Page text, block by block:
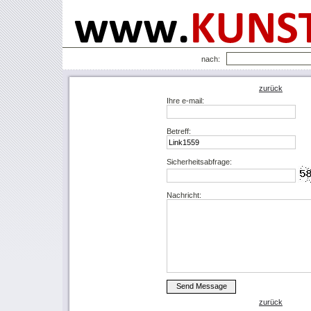
nach:
zurück
Ihre e-mail:
Betreff:
Sicherheitsabfrage:
Nachricht:
zurück